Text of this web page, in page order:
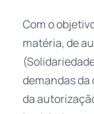
Com o
matéria, de
demandas
da